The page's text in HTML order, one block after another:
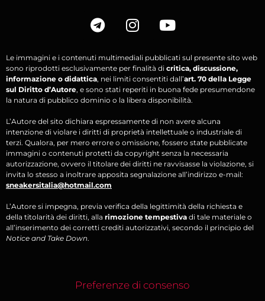
Le immagini e i contenuti multimediali pubblicati sul presente sito web
sono riprodotti esclusivamente per finalità di critica, discussione,
informazione o didattica, nei limiti consentiti dall’art. 70 della Legge
sul Diritto d’Autore, e sono stati reperiti in buona fede presumendone
la natura di pubblico dominio o la libera disponibilità.
L’Autore del sito dichiara espressamente di non avere alcuna
intenzione di violare i diritti di proprietà intellettuale o industriale di
terzi. Qualora, per mero errore o omissione, fossero state pubblicate
immagini o contenuti protetti da copyright senza la necessaria
autorizzazione, ovvero il titolare dei diritti ne ravvisasse la violazione, si
invita lo stesso a inoltrare apposita segnalazione all’indirizzo e-mail:
sneakersitalia@hotmail.com
L’Autore si impegna, previa verifica della legittimità della richiesta e
della titolarità dei diritti, alla rimozione tempestiva di tale materiale o
all’inserimento dei corretti crediti autorizzativi, secondo il principio del
Notice and Take Down.
Preferenze di consenso